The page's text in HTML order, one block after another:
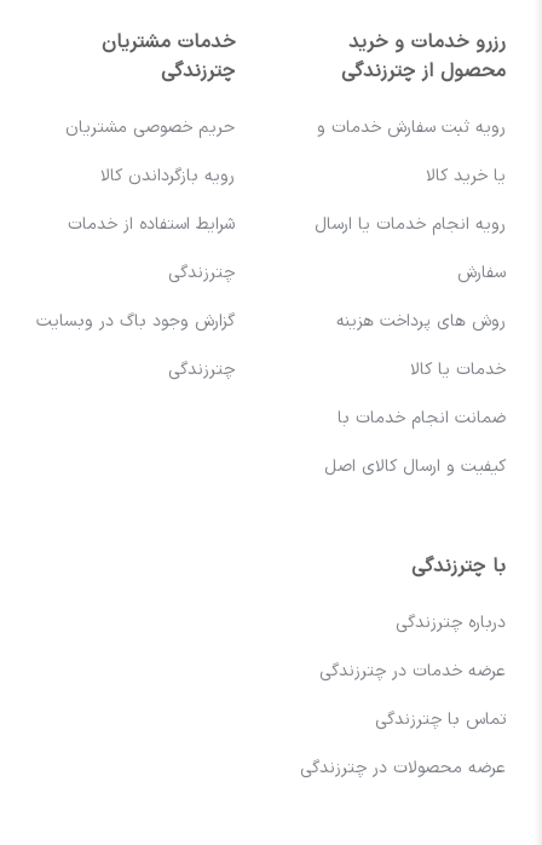
رزرو خدمات و خرید
محصول از چترزندگی
رویه ثبت سفارش خدمات و
یا خرید کالا
رویه انجام خدمات یا ارسال
سفارش
روش های پرداخت هزینه
خدمات یا کالا
ضمانت انجام خدمات با
کیفیت و ارسال کالای اصل
خدمات مشتریان
چترزندگی
حریم خصوصی مشتریان
رویه بازگرداندن کالا
شرایط استفاده از خدمات
چترزندگی
گزارش وجود باگ در وبسایت
چترزندگی
با چترزندگی
درباره چترزندگی
عرضه خدمات در چترزندگی
تماس با چترزندگی
عرضه محصولات در چترزندگی